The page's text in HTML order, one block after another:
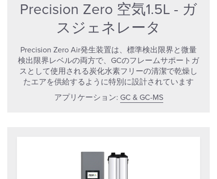
Precision Zero 空気1.5L - ガ
スジェネレータ
Precision Zero Air発生装置は、標準検出限界と微量
検出限界レベルの両方で、GCのフレームサポートガ
スとして使用される炭化水素フリーの清潔で乾燥し
たエアを供給するように特別に設計されています
アプリケーション: GC & GC-MS